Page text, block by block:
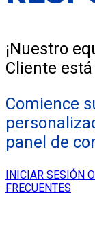
¡Nuestro
Cliente
Comience
panel de
INICIAR SESIÓN
FRECUENTES